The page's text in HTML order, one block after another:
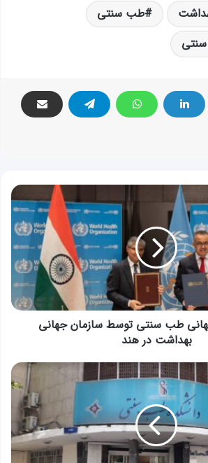
طب سنتی
طب سنتی توسط سازمان جهانی
بهداشت در هند